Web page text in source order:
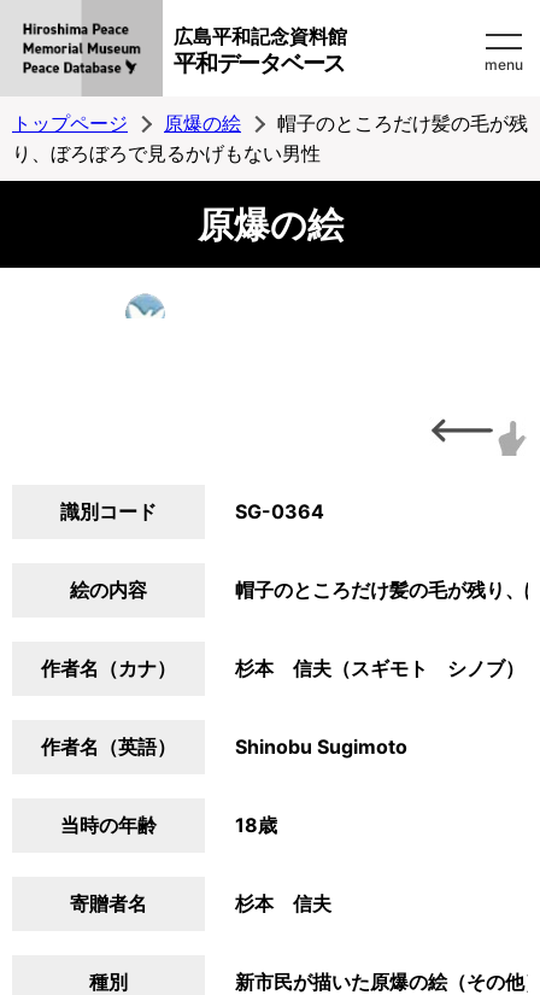
広島平和記念資料館
平和データベース menu
トップページ 原爆の絵
帽子のところだけ髪の毛が残
り、ぼろぼろで見るかげもない男性
原爆の絵
識別コード SG-0364
絵の内容 帽子のところだけ髪の毛が残り、
作者名（カナ） 杉本 信夫（スギモト シノブ）
作者名（英語） Shinobu Sugimoto
当時の年齢 18歳
寄贈者名 杉本 信夫
種別 新市民が描いた原爆の絵（その他